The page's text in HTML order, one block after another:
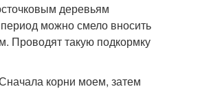
деревьям
можно смело вносить
Проводят такую подкормку
корни моем, затем